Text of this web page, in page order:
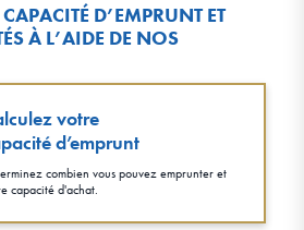
D’EMPRUNT ET
À L’AIDE DE NOS
votre
d’emprunt
combien vous pouvez emprunter et
capacité d'achat.